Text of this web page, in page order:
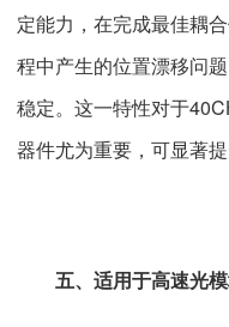
定能力，在完成最佳耦
程中产生的位置漂移问
稳定。这一特性对于
器件尤为重要，可显著
五、适用于高速光